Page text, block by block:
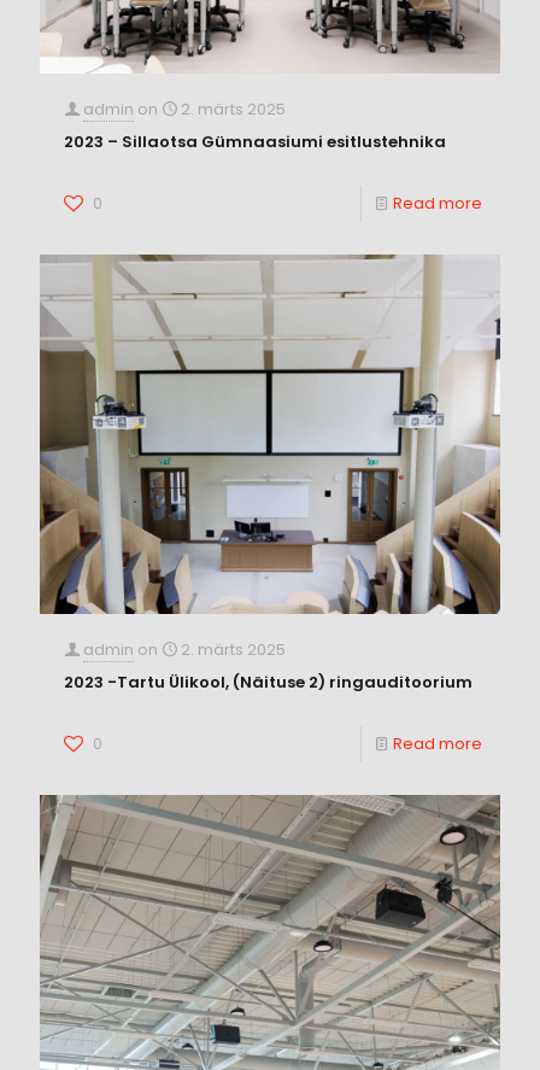
admin on
2. märts 2025
2023 – Sillaotsa Gümnaasiumi esitlustehnika
0 Read more
admin on
2. märts 2025
2023 -Tartu Ülikool, (Näituse 2) ringauditoorium
0 Read more